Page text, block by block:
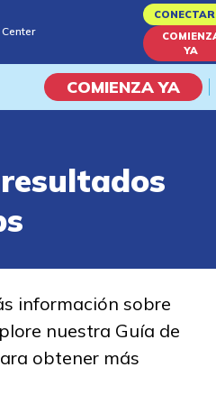
to
content
YA
COMIENZA YA
Campus
académicas
de
información sobre
nuestra Guía de
obtener más